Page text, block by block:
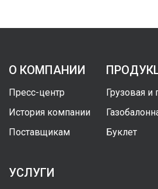
О КОМПАНИИ
Пресс-центр
История компании
Поставщикам
Грузовая и
Буклет
УСЛУГИ